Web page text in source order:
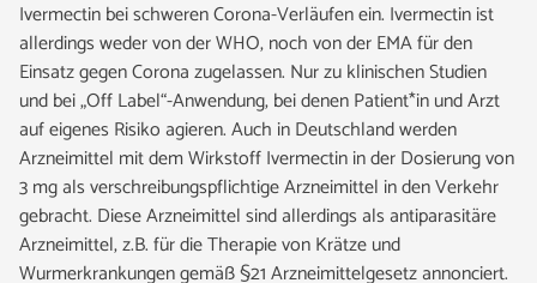
Ivermectin bei schweren Corona-Verläufen ein. Ivermectin ist
allerdings weder von der WHO, noch von der EMA für den
Einsatz gegen Corona zugelassen. Nur zu klinischen Studien
und bei „Off Label“-Anwendung, bei denen Patient*in und Arzt
auf eigenes Risiko agieren. Auch in Deutschland werden
Arzneimittel mit dem Wirkstoff Ivermectin in der Dosierung von
3 mg als verschreibungspflichtige Arzneimittel in den Verkehr
gebracht. Diese Arzneimittel sind allerdings als antiparasitäre
Arzneimittel, z.B. für die Therapie von Krätze und
Wurmerkrankungen gemäß §21 Arzneimittelgesetz annonciert.